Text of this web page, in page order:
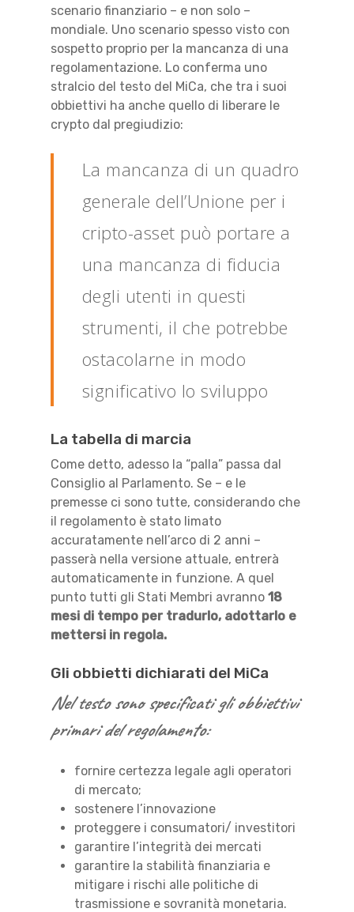
scenario finanziario – e non solo –
mondiale. Uno scenario spesso visto con
sospetto proprio per la mancanza di una
regolamentazione. Lo conferma uno
stralcio del testo del MiCa, che tra i suoi
obbiettivi ha anche quello di liberare le
crypto dal pregiudizio:
La mancanza di un quadro
generale dell’Unione per i
cripto-asset può portare a
una mancanza di fiducia
degli utenti in questi
strumenti, il che potrebbe
ostacolarne in modo
significativo lo sviluppo
La tabella di marcia
Come detto, adesso la “palla” passa dal
Consiglio al Parlamento. Se – e le
premesse ci sono tutte, considerando che
il regolamento è stato limato
accuratamente nell’arco di 2 anni –
passerà nella versione attuale, entrerà
automaticamente in funzione. A quel
punto tutti gli Stati Membri avranno 18
mesi di tempo per tradurlo, adottarlo e
mettersi in regola.
Gli obbietti dichiarati del MiCa
Nel testo sono specificati gli obbiettivi
primari del regolamento:
fornire certezza legale agli operatori
di mercato;
sostenere l’innovazione
proteggere i consumatori/ investitori
garantire l’integrità dei mercati
garantire la stabilità finanziaria e
mitigare i rischi alle politiche di
trasmissione e sovranità monetaria.